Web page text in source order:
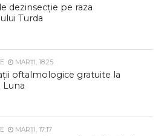
dezinsecție pe raza
Turda
MARȚI, 18:25
oftalmologice gratuite la
Luna
MARȚI, 17:17